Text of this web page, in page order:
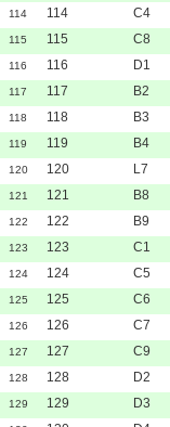
114 114 C4
115 115 C8
116 116 D1
117 117 B2
118 118 B3
119 119 B4
120 120 L7
121 121 B8
122 122 B9
123 123 C1
124 124 C5
125 125 C6
126 126 C7
127 127 C9
128 128 D2
129 129 D3